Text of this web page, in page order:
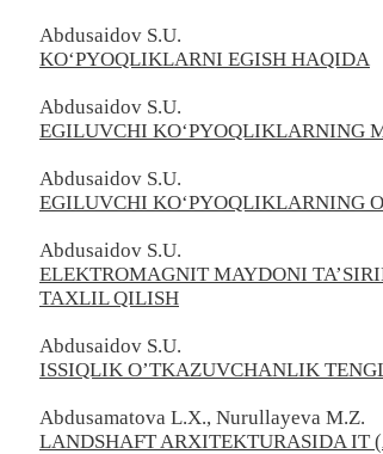
Abdusaidov S.U.
KO‘PYOQLIKLARNI EGISH HAQIDA
Abdusaidov S.U.
EGILUVCHI KO‘PYOQLIKLARNING
Abdusaidov S.U.
EGILUVCHI KO‘PYOQLIKLARNING
Abdusaidov S.U.
ELEKTROMAGNIT MAYDONI
TAXLIL QILISH
Abdusaidov S.U.
ISSIQLIK O’TKAZUVCHANLIK
Abdusamatova L.X., Nurullayeva M.Z.
LANDSHAFT ARXITEKTURASIDA IT